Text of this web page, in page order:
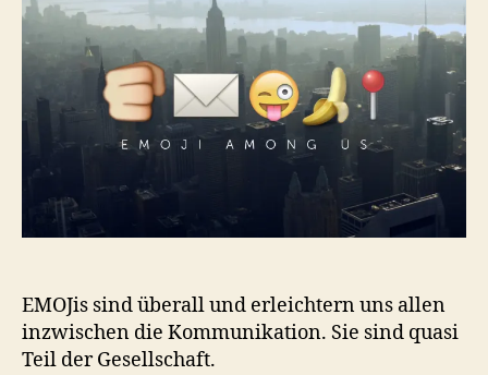
aus
der
Mitte
der
Gesellschaft
EMOJis sind überall und erleichtern uns allen
inzwischen die Kommunikation. Sie sind quasi
Teil der Gesellschaft.